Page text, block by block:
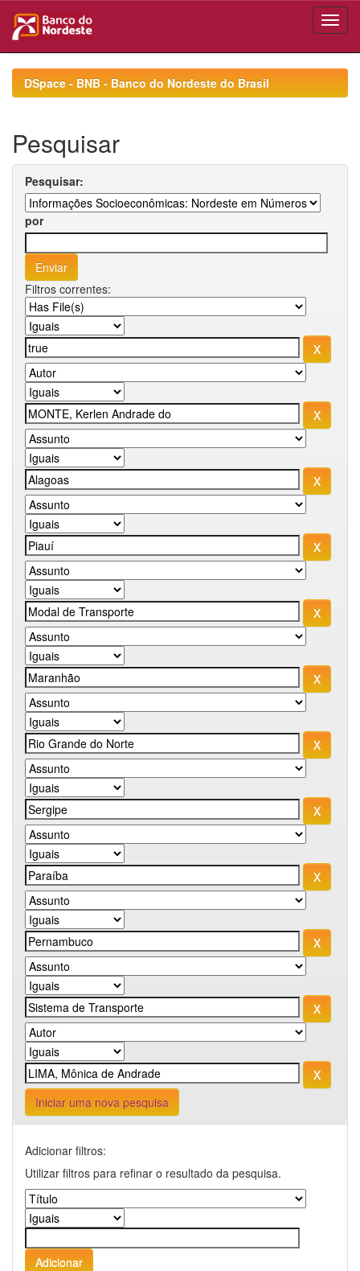
navigationDSpace - BNB - Banco do Nordeste do Brasil
Pesquisar
Pesquisar:
por
Filtros correntes:
Iniciar uma nova pesquisa
Adicionar filtros:
Utilizar filtros para refinar o resultado da pesquisa.